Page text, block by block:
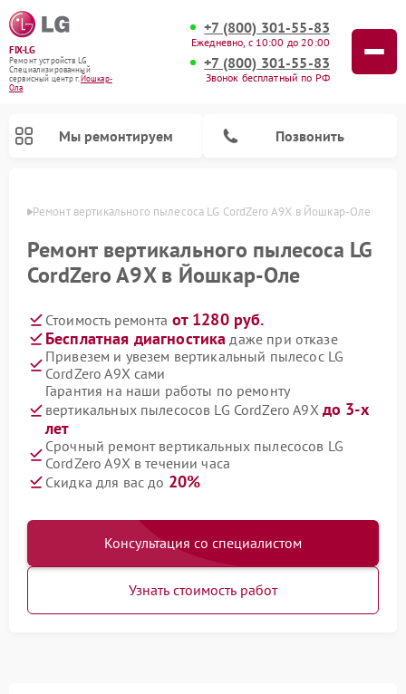
FIX-LG
Ремонт устройств LG
Специализированный
cервисный центр г.Йошкар-
Ола
+7 (800) 301-55-83
Ежедневно, с 10:00 до 20:00
+7 (800) 301-55-83
Звонок бесплатный по РФ
Мы ремонтируем Позвонить
Ремонт вертикального пылесоса LG CordZero A9X в Йошкар-Оле
Ремонт вертикального пылесоса LG
CordZero A9X в Йошкар-Оле
Стоимость ремонта от 1280 руб.
Бесплатная диагностика даже при отказе
Привезем и увезем вертикальный пылесос LG
CordZero A9X сами
Гарантия на наши работы по ремонту
вертикальных пылесосов LG CordZero A9X до 3-х
лет
Срочный ремонт вертикальных пылесосов LG
CordZero A9X в течении часа
Скидка для вас до 20%
Консультация со специалистом
Узнать стоимость работ